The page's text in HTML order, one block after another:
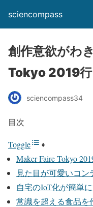
sciencompass
創作意欲がわ
Tokyo 2019
sciencompass34
目次
Toggle
Maker Faire Tokyo
見た目が可愛いコ
自宅のIoT化が簡単
常識を超える食品を